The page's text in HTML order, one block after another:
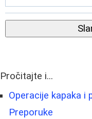
Pročitajte i...
Operacije kapaka i
Preporuke